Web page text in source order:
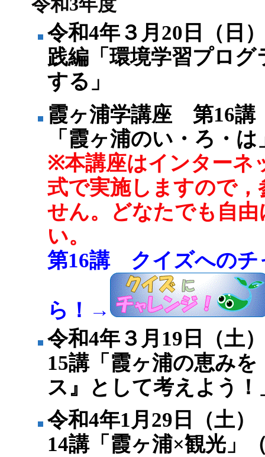
令和3年度
令和4年３月20日（日
践編「環境学習プロ
する」
霞ヶ浦学講座 第16
「霞ヶ浦のい・ろ・
※本講座はインターネ
式で実施しますので
せん。どなたでも自
い。
第16講 クイズへのチ
ら！→
令和4年３月19日（土
15講「霞ヶ浦の恵み
ス』として考えよう！
令和4年1月29日（土
14講「霞ヶ浦×観光」